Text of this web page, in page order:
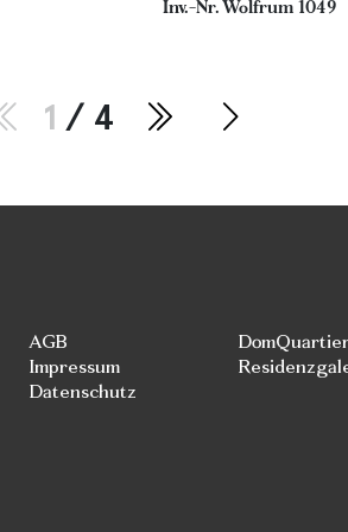
Inv.-Nr. Wolfrum 1049
1 / 4
AGB
Impressum
Datenschutz